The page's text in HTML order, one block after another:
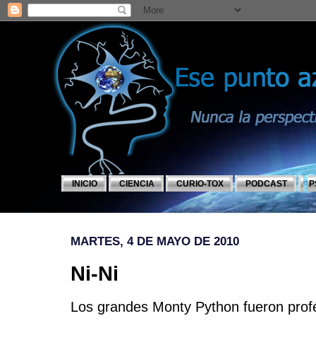
INICIO CIENCIA CURIO-TOX PODCAST
MARTES, 4 DE MAYO DE 2010
Ni-Ni
Los grandes Monty Python fueron